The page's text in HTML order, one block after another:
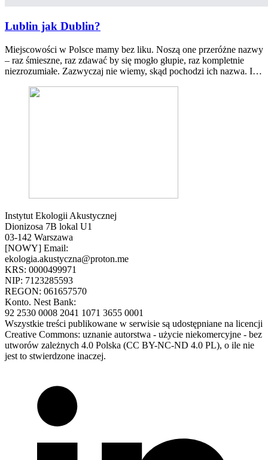
Lublin jak Dublin?
Miejscowości w Polsce mamy bez liku. Noszą one przeróżne nazwy
– raz śmieszne, raz zdawać by się mogło głupie, raz kompletnie
niezrozumiałe. Zazwyczaj nie wiemy, skąd pochodzi ich nazwa. I…
Instytut Ekologii Akustycznej
Dionizosa 7B lokal U1
03-142 Warszawa
[NOWY] Email:
ekologia.akustyczna@proton.me
KRS: 0000499971
NIP: 7123285593
REGON: 061657570
Konto. Nest Bank:
92 2530 0008 2041 1071 3655 0001
Wszystkie treści publikowane w serwisie są udostępniane na licencji
Creative Commons: uznanie autorstwa - użycie niekomercyjne - bez
utworów zależnych 4.0 Polska (CC BY-NC-ND 4.0 PL), o ile nie
jest to stwierdzone inaczej.